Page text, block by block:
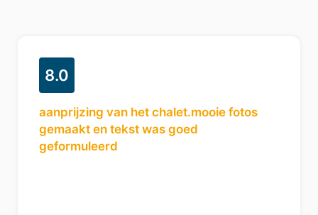
8.0
aanprijzing van het chalet.mooie fotos
gemaakt en tekst was goed
geformuleerd